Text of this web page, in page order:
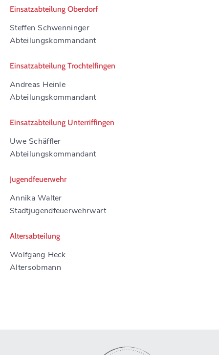
Einsatzabteilung Oberdorf
Steffen Schwenninger
Abteilungskommandant
Einsatzabteilung Trochtelfingen
Andreas Heinle
Abteilungskommandant
Einsatzabteilung Unterriffingen
Uwe Schäffler
Abteilungskommandant
Jugendfeuerwehr
Annika Walter
Stadtjugendfeuerwehrwart
Altersabteilung
Wolfgang Heck
Altersobmann